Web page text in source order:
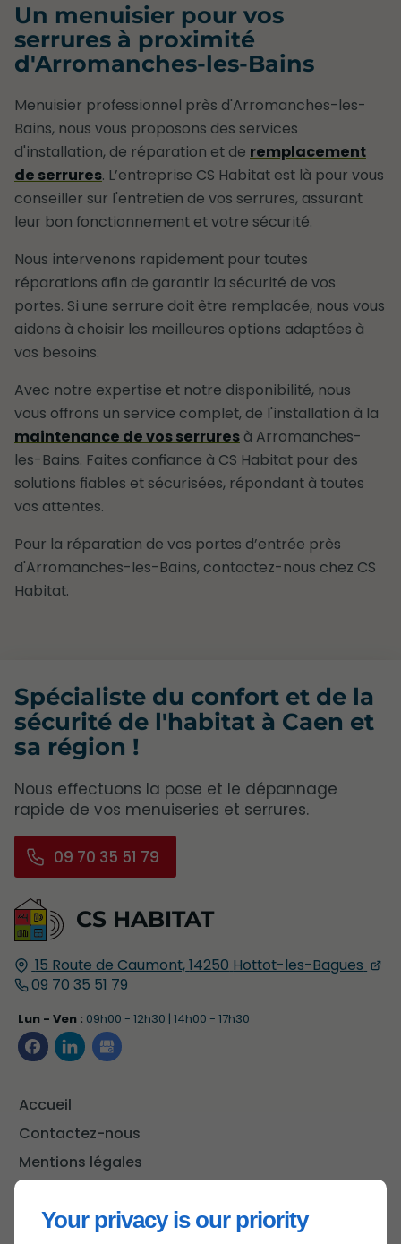
Your privacy is our priority
Un menuisier pour vos
serrures à proximité
d'Arromanches-les-Bains
Menuisier professionnel près d'Arromanches-les-
Bains, nous vous proposons des services
d'installation, de réparation et de remplacement
de serrures. L’entreprise CS Habitat est là pour vous
conseiller sur l'entretien de vos serrures, assurant
leur bon fonctionnement et votre sécurité.
Nous intervenons rapidement pour toutes
réparations afin de garantir la sécurité de vos
portes. Si une serrure doit être remplacée, nous vous
aidons à choisir les meilleures options adaptées à
vos besoins.
Avec notre expertise et notre disponibilité, nous
vous offrons un service complet, de l'installation à la
maintenance de vos serrures à Arromanches-
les-Bains. Faites confiance à CS Habitat pour des
solutions fiables et sécurisées, répondant à toutes
vos attentes.
Pour la réparation de vos portes d’entrée près
d'Arromanches-les-Bains, contactez-nous chez CS
Habitat.
CS HABITAT
15 Route de Caumont,14250 Hottot-les-Bagues
09 70 35 51 79
Lun - Ven : 09h00 - 12h30 | 14h00 - 17h30
Accueil
Contactez-nous
Mentions légales
Spécialiste du confort et de la
sécurité de l'habitat à Caen et
sa région !
Nous effectuons la pose et le dépannage
rapide de vos menuiseries et serrures.
09 70 35 51 79